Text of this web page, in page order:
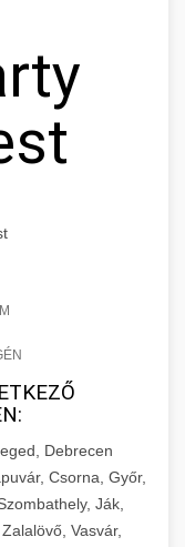
Debrecen
Csorna, Győr,
Ják,
Vasvár,